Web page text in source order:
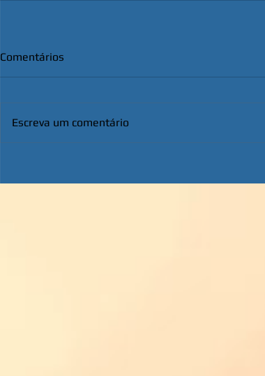
Comentários
Escreva um comentário